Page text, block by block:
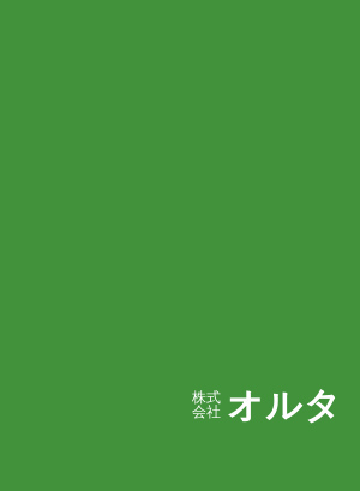
株式
会社 オルタ
VMware
2011/04/02
篠原
開発用や実験用